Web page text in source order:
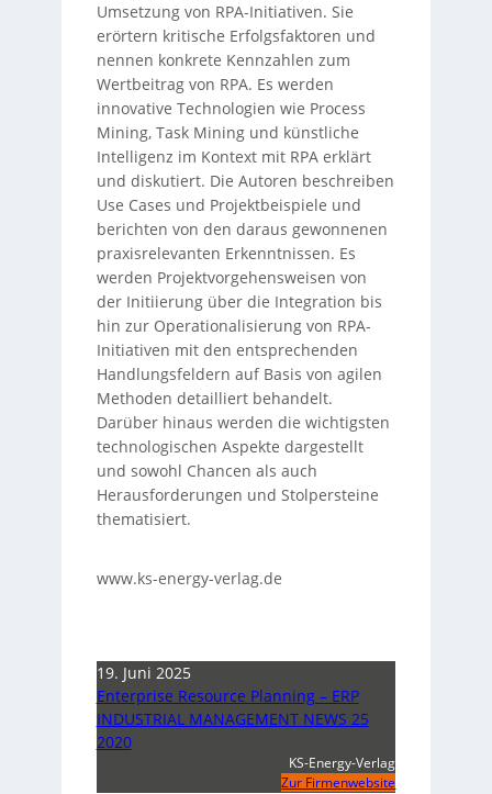
Umsetzung von RPA-Initiativen. Sie
erörtern kritische Erfolgsfaktoren und
nennen konkrete Kennzahlen zum
Wertbeitrag von RPA. Es werden
innovative Technologien wie Process
Mining, Task Mining und künstliche
Intelligenz im Kontext mit RPA erklärt
und diskutiert. Die Autoren beschreiben
Use Cases und Projektbeispiele und
berichten von den daraus gewonnenen
praxisrelevanten Erkenntnissen. Es
werden Projektvorgehensweisen von
der Initiierung über die Integration bis
hin zur Operationalisierung von RPA-
Initiativen mit den entsprechenden
Handlungsfeldern auf Basis von agilen
Methoden detailliert behandelt.
Darüber hinaus werden die wichtigsten
technologischen Aspekte dargestellt
und sowohl Chancen als auch
Herausforderungen und Stolpersteine
thematisiert.
www.ks-energy-verlag.de
19. Juni 2025
Enterprise Resource Planning – ERP
INDUSTRIAL MANAGEMENT NEWS 25
2020
KS-Energy-Verlag
Zur Firmenwebsite